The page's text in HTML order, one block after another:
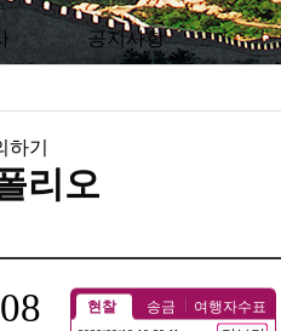
공지사항
하기
리오